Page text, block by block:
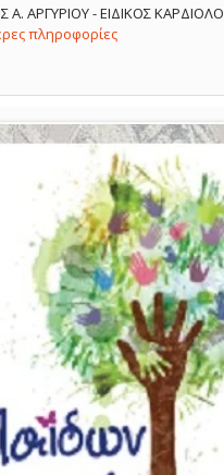
ΑΡΓΥΡΙΟΥ - ΕΙΔΙΚΟΣ
πληροφορίες